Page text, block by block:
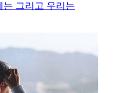
는 그리고 우리는